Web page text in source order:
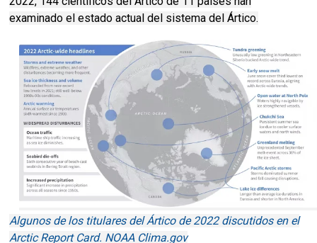
examinado el estado actual del sistema del Ártico.
Algunos de los titulares del Ártico de 2022 discutidos en el
Arctic Report Card. NOAA Clima.gov